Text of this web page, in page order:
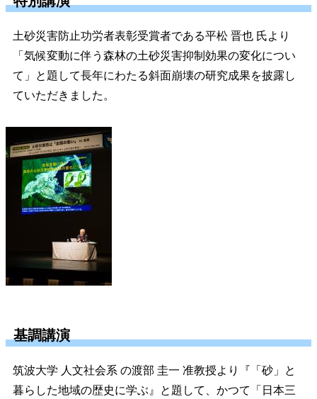
土砂災害防止功労者表彰受賞者である平松 晋也 氏より
「気候変動に伴う森林の土砂災害抑制効果の変化につい
て」と題して長年にわたる斜面崩壊の研究成果を披露し
ていただきました。
基調講演
筑波大学 人文社会系 の渡部 圭一 准教授より『「砂」と
暮らした地域の歴史に学ぶ』と題して、かつて「日本三